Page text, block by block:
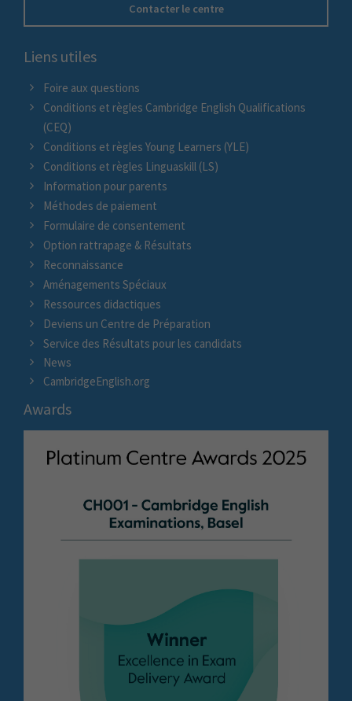
Contacter le centre
Liens utiles
Foire aux questions
Conditions et règles Cambridge English Qualifications
(CEQ)
Conditions et règles Young Learners (YLE)
Conditions et règles Linguaskill (LS)
Information pour parents
Méthodes de paiement
Formulaire de consentement
Option rattrapage & Résultats
Reconnaissance
Aménagements Spéciaux
Ressources didactiques
Deviens un Centre de Préparation
Service des Résultats pour les candidats
News
CambridgeEnglish.org
Awards